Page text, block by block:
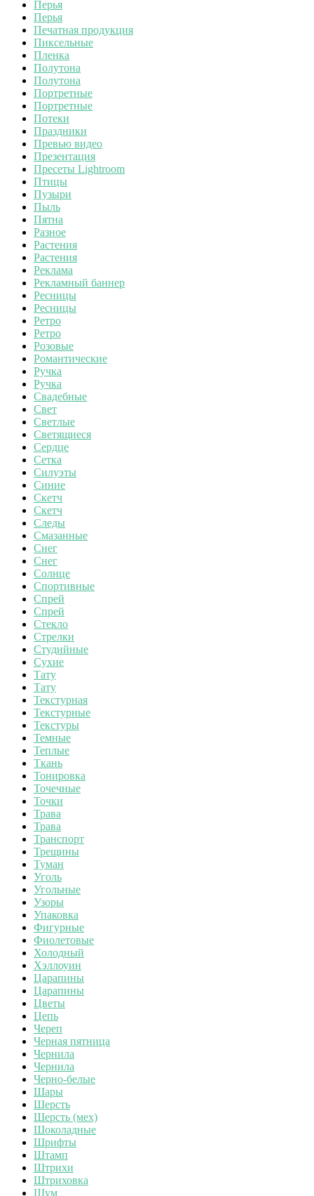
Перья
Перья
Печатная продукция
Пиксельные
Пленка
Полутона
Полутона
Портретные
Портретные
Потеки
Праздники
Превью видео
Презентация
Пресеты Lightroom
Птицы
Пузыри
Пыль
Пятна
Разное
Растения
Растения
Реклама
Рекламный баннер
Ресницы
Ресницы
Ретро
Ретро
Розовые
Романтические
Ручка
Ручка
Свадебные
Свет
Светлые
Светящиеся
Сердце
Сетка
Силуэты
Синие
Скетч
Скетч
Следы
Смазанные
Снег
Снег
Солнце
Спортивные
Спрей
Спрей
Стекло
Стрелки
Студийные
Сухие
Тату
Тату
Текстурная
Текстурные
Текстуры
Темные
Теплые
Ткань
Тонировка
Точечные
Точки
Трава
Трава
Транспорт
Трещины
Туман
Уголь
Угольные
Узоры
Упаковка
Фигурные
Фиолетовые
Холодный
Хэллоуин
Царапины
Царапины
Цветы
Цепь
Череп
Черная пятница
Чернила
Чернила
Черно-белые
Шары
Шерсть
Шерсть (мех)
Шоколадные
Шрифты
Штамп
Штрихи
Штриховка
Шум